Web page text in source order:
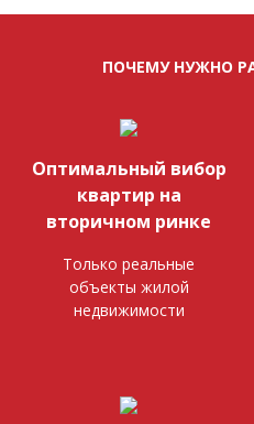
ПОЧЕМУ НУЖНО
Оптимальный вибор
квартир на
вторичном ринке
Только реальные
объекты жилой
недвижимости